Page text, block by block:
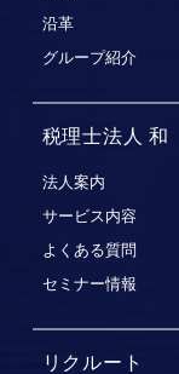
沿革
グループ紹介
税理士法人 和
法人案内
サービス内容
よくある質問
セミナー情報
リクルート